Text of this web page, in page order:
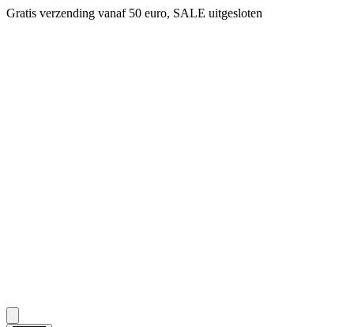
Gratis verzending vanaf 50 euro, SALE uitgesloten